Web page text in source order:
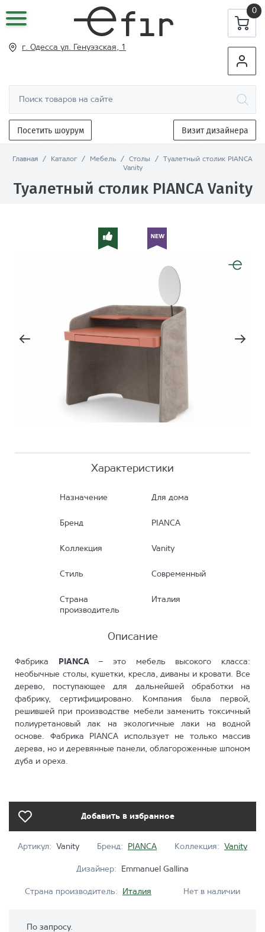
0
г. Одесса ул. Генуэзская, 1
Посетить шоурум Визит дизайнера
Главная / Каталог / Мебель / Столы /
Туалетный столик PIANCA
Vanity
Туалетный столик PIANCA Vanity
Характеристики
Назначение Для дома
Бренд PIANCA
Коллекция Vanity
Стиль Современный
Страна
производитель
Италия
Описание
Фабрика PIANCA– это мебель высокого класса:
необычные столы, кушетки, кресла, диваны и кровати. Все
дерево, поступающее для дальнейшей обработки на
фабрику, сертифицировано. Компания была первой,
решившей при производстве мебели заменить токсичный
полиуретановый лак на экологичные лаки на водной
основе. Фабрика PIANCA использует не только массив
дерева, но и деревянные панели, облагороженные шпоном
дуба и ореха.
Добавить в избранное
Артикул: Vanity Бренд: PIANCA Коллекция: Vanity
Дизайнер: Emmanuel Gallina
Страна производитель: Италия Нет в наличии
По запросу.